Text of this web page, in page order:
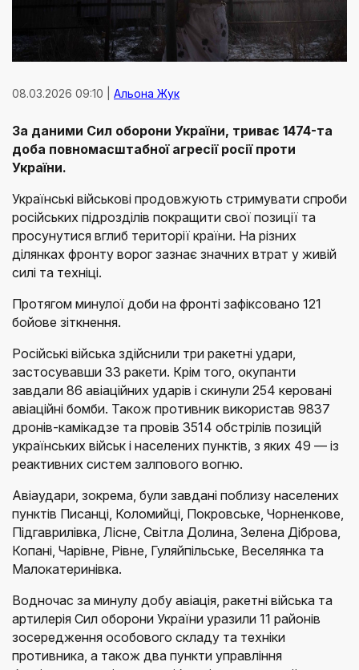
08.03.2026 09:10 | Альона Жук
За даними Сил оборони України, триває 1474-та
доба повномасштабної агресії росії проти
України.
Українські військові продовжують стримувати спроби
російських підрозділів покращити свої позиції та
просунутися вглиб території країни. На різних
ділянках фронту ворог зазнає значних втрат у живій
силі та техніці.
Протягом минулої доби на фронті зафіксовано 121
бойове зіткнення.
Російські війська здійснили три ракетні удари,
застосувавши 33 ракети. Крім того, окупанти
завдали 86 авіаційних ударів і скинули 254 керовані
авіаційні бомби. Також противник використав 9837
дронів-камікадзе та провів 3514 обстрілів позицій
українських військ і населених пунктів, з яких 49 — із
реактивних систем залпового вогню.
Авіаудари, зокрема, були завдані поблизу населених
пунктів Писанці, Коломийці, Покровське, Чорненкове,
Підгаврилівка, Лісне, Світла Долина, Зелена Діброва,
Копані, Чарівне, Рівне, Гуляйпільське, Веселянка та
Малокатеринівка.
Водночас за минулу добу авіація, ракетні війська та
артилерія Сил оборони України уразили 11 районів
зосередження особового складу та техніки
противника, а також два пункти управління